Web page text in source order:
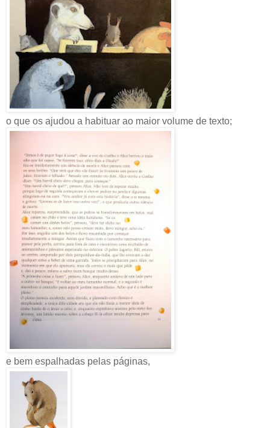
o que os ajudou a habituar ao maior volume de texto;
e bem espalhadas pelas páginas,